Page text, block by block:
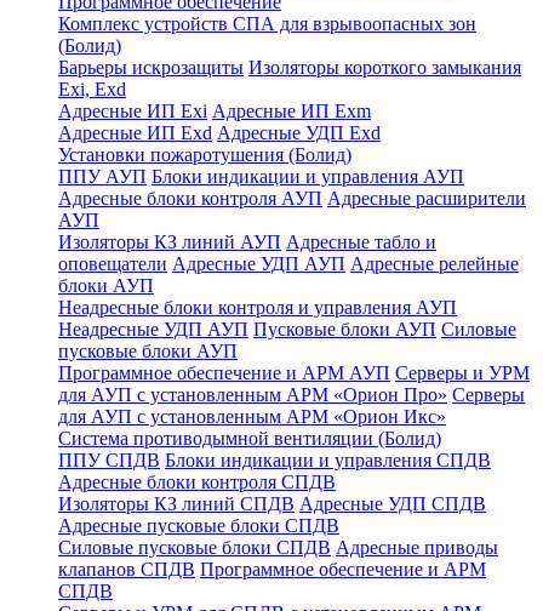
Комплекс устройств СПА для взрывоопасных зон
(Болид)
Барьеры искрозащиты Изоляторы короткого замыкания
Exi, Exd
Адресные ИП Exi Адресные ИП Exm
Адресные ИП Exd Адресные УДП Exd
Установки пожаротушения (Болид)
ППУ АУП Блоки индикации и управления АУП
Адресные блоки контроля АУП Адресные расширители
АУП
Изоляторы КЗ линий АУП Адресные табло и
оповещатели Адресные УДП АУП Адресные релейные
блоки АУП
Неадресные блоки контроля и управления АУП
Неадресные УДП АУП Пусковые блоки АУП Силовые
пусковые блоки АУП
Программное обеспечение и АРМ АУП Серверы и УРМ
для АУП с установленным АРМ «Орион Про» Серверы
для АУП с установленным АРМ «Орион Икс»
Система противодымной вентиляции (Болид)
ППУ СПДВ Блоки индикации и управления СПДВ
Адресные блоки контроля СПДВ
Изоляторы КЗ линий СПДВ Адресные УДП СПДВ
Адресные пусковые блоки СПДВ
Силовые пусковые блоки СПДВ Адресные приводы
клапанов СПДВ Программное обеспечение и АРМ
СПДВ